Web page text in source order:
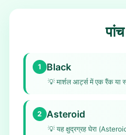
1 Black
💡 मार्शल आर्ट्स में एक रैंक या
2 Asteroid
💡 यह क्षुद्रग्रह घेरा